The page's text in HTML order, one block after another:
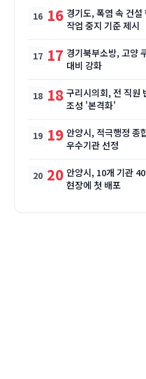
16 경기도, 폭염 속 건
작업 중지 기준 제시
17 경기북부소방, 고양
대비 강화
18 구리시의회, 전 직원
조성 '본격화'
19 안양시, 적극행정 종
우수기관 선정
20 안양시, 10개 기관
현장에 첫 배포